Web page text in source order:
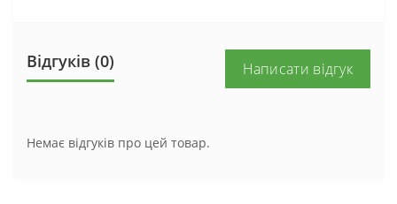
Відгуків (0) Написати відгук
Немає відгуків про цей товар.